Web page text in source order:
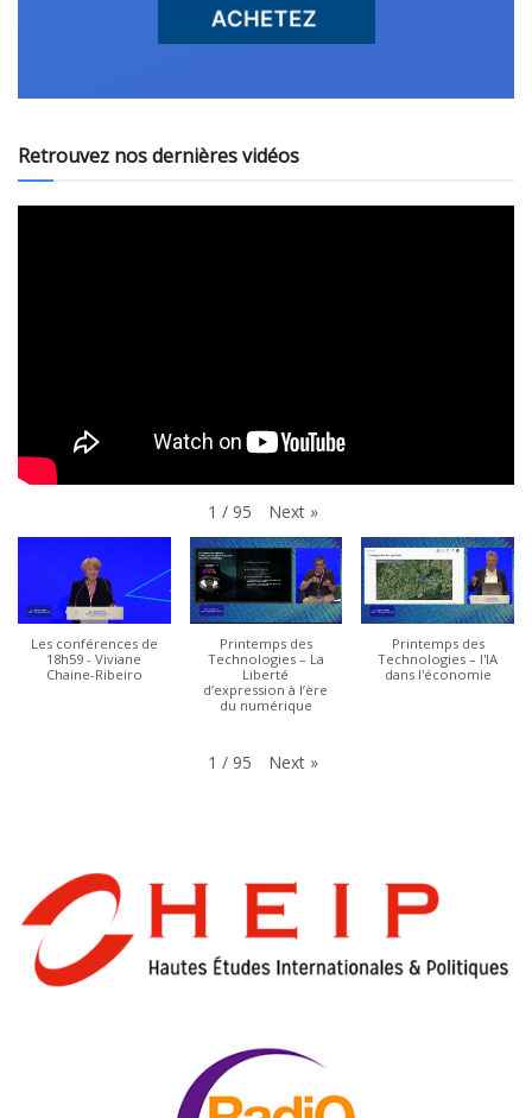
Retrouvez nos dernières vidéos
1 / 95 Next »
Les conférences de
18h59 - Viviane
Chaine-Ribeiro
Printemps des
Technologies – La
Liberté
d’expression à l’ère
du numérique
Printemps des
Technologies – l'IA
dans l'économie
1 / 95 Next »